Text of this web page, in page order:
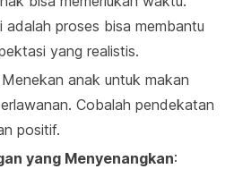
adalah proses bisa membantu
yang realistis.
anak untuk makan
Cobalah pendekatan
positif.
yang Menyenangkan: